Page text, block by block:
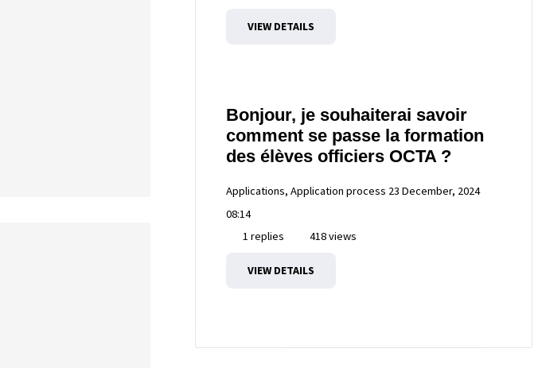
VIEW DETAILS
Bonjour, je souhaiterai savoir
comment se passe la formation
des élèves officiers OCTA ?
Applications, Application process 23 December, 2024
08:14
1 replies
418 views
VIEW DETAILS